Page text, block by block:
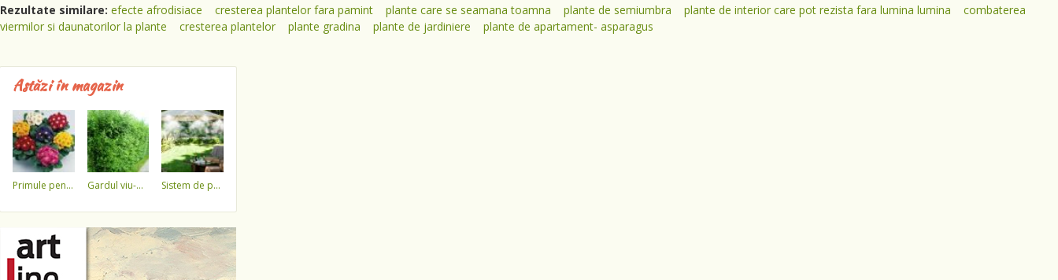
Rezultate similare: efecte afrodisiace cresterea plantelor fara pamint plante care se seamana toamna plante de semiumbra plante de interior care pot rezista fara lumina lumina
combaterea
viermilor si daunatorilor la plante
cresterea plantelor plante gradina plante de jardiniere plante de apartament- asparagus
Astăzi în magazin
primule pentru 1 martie 3,5 lei / ghiveci !!!! gardul viu-minune! sistem de pulverizare a apei